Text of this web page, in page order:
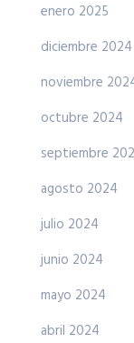
enero 2025
diciembre 2024
noviembre
octubre 2024
septiembre
agosto 2024
julio 2024
junio 2024
mayo 2024
abril 2024